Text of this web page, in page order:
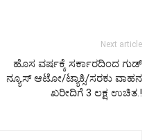
Next article
ಹೊಸ ವರ್ಷಕ್ಕೆ ಸರ್ಕಾರದಿಂದ ಗುಡ್
ನ್ಯೂಸ್ ಆಟೋ/ಟ್ಯಾಕ್ಸಿ/ಸರಕು ವಾಹನ
ಖರೀದಿಗೆ 3 ಲಕ್ಷ ಉಚಿತ.!